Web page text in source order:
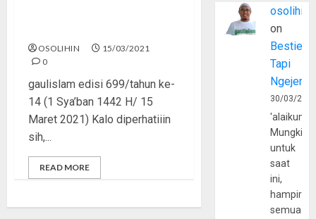
OSOLIHIN
15/03/2021
0
gaulislam edisi 699/tahun ke-
14 (1 Sya’ban 1442 H/ 15
Maret 2021) Kalo diperhatiiin
sih,...
READ MORE
osolihin
on
Bestie
Tapi
30/03/
Mungkin
untuk
saat
ini,
hampir
semua